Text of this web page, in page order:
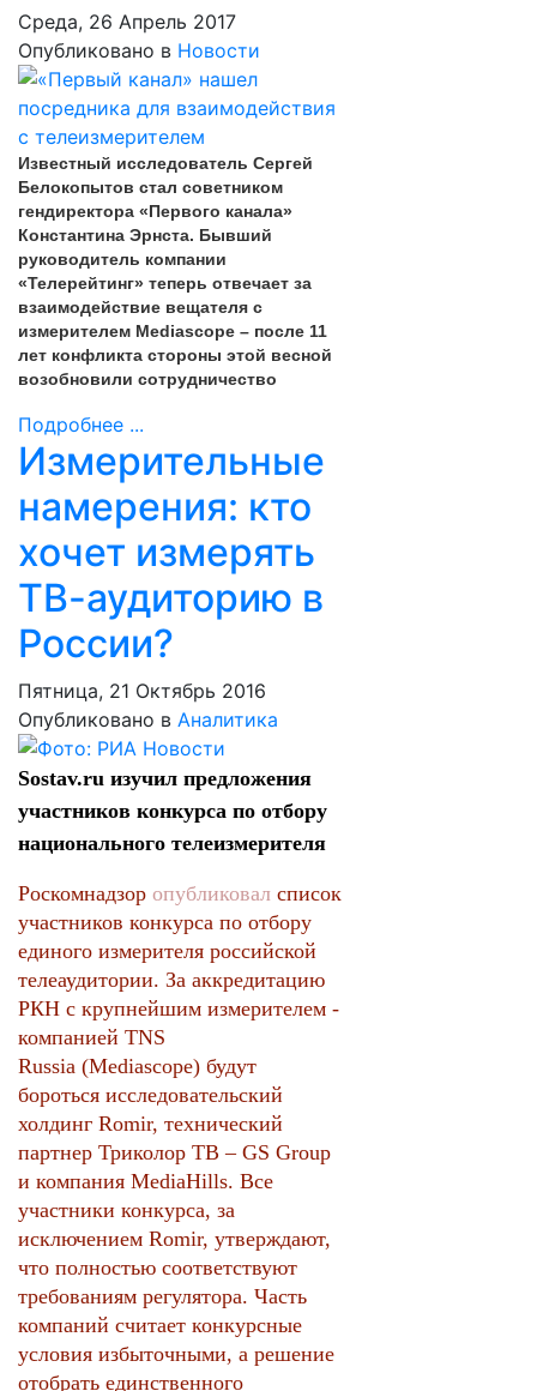
Среда, 26 Апрель 2017
Опубликовано в Новости
Известный исследователь Сергей
Белокопытов стал советником
гендиректора «Первого канала»
Константина Эрнста. Бывший
руководитель компании
«Телерейтинг» теперь отвечает за
взаимодействие вещателя с
измерителем Mediascope – после 11
лет конфликта стороны этой весной
возобновили сотрудничество
Подробнее ...
Измерительные
намерения: кто
хочет измерять
ТВ-аудиторию в
России?
Пятница, 21 Октябрь 2016
Опубликовано в Аналитика
Sostav.ru изучил предложения
участников конкурса по отбору
национального телеизмерителя
Роскомнадзор опубликовал список
участников конкурса по отбору
единого измерителя российской
телеаудитории. За аккредитацию
РКН с крупнейшим измерителем -
компанией TNS
Russia (Mediascope) будут
бороться исследовательский
холдинг Romir, технический
партнер Триколор ТВ – GS Group
и компания MediaHills. Все
участники конкурса, за
исключением Romir, утверждают,
что полностью соответствуют
требованиям регулятора. Часть
компаний считает конкурсные
условия избыточными, а решение
отобрать единственного